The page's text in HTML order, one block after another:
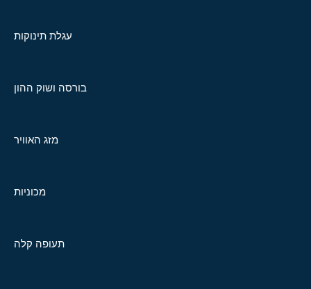
עגלת תינוקות
בורסה ושוק ההון
מזג האוויר
מכוניות
תעופה קלה